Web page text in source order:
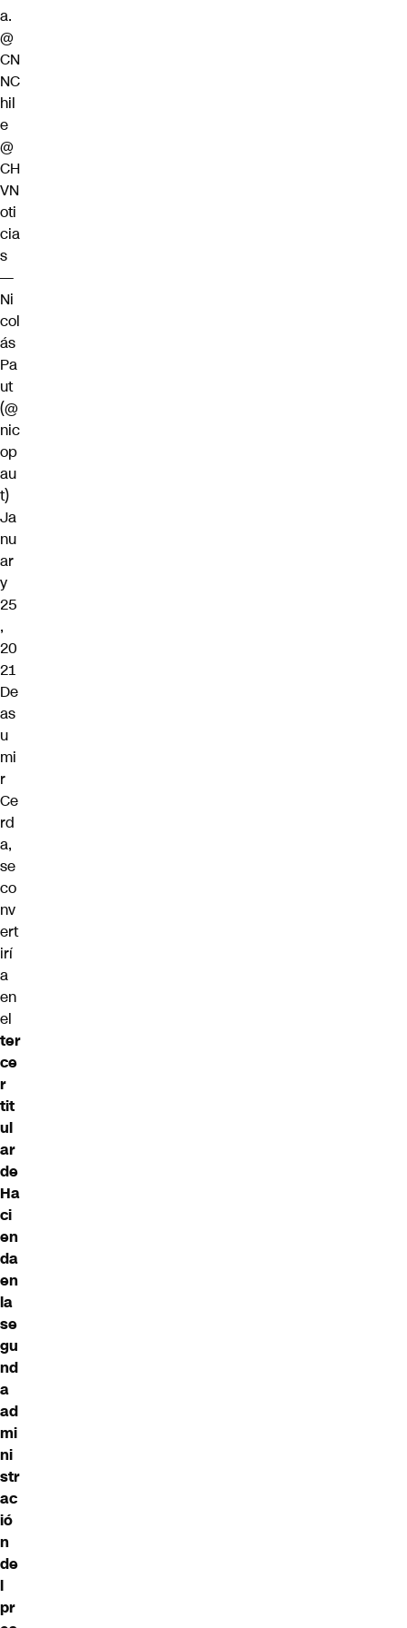
a.
@
CN
NC
hil
e
@
CH
VN
oti
cia
s
—
Ni
col
ás
Pa
ut
(@
nic
op
au
t)
Ja
nu
ar
y
25
,
20
21
De
as
u
mi
r
Ce
rd
a,
se
co
nv
ert
irí
a
en
el
ter
ce
r
tit
ul
ar
de
Ha
ci
en
da
en
la
se
gu
nd
a
ad
mi
ni
str
ac
ió
n
de
l
pr